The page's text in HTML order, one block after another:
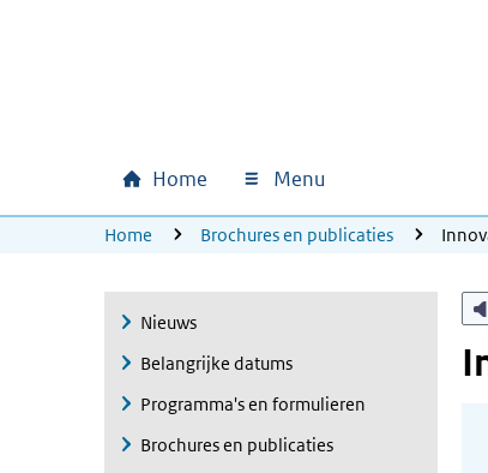
Hoofdnavigatie
Home Menu
U bevindt zich hier:
Home Brochures en publicaties
Nieuws
Belangrijke datums
Programma's en formulieren
Brochures en publicaties